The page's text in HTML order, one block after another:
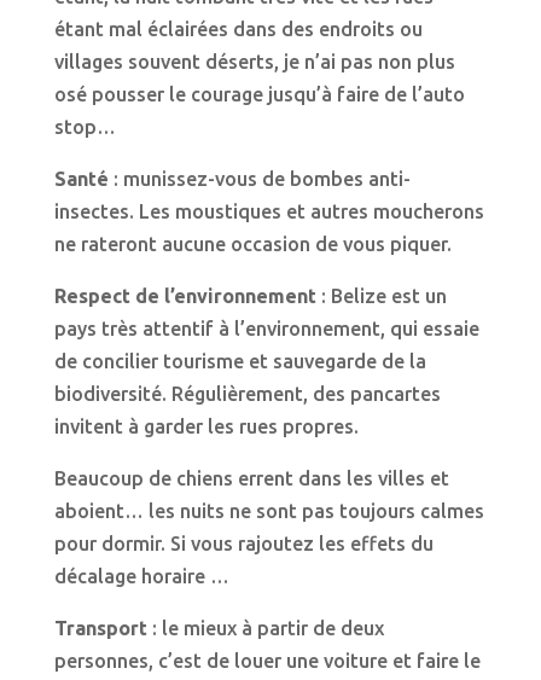
étant mal éclairées dans des endroits ou
villages souvent déserts, je n’ai pas non plus
osé pousser le courage jusqu’à faire de l’auto
stop…
Santé : munissez-vous de bombes anti-
insectes. Les moustiques et autres moucherons
ne rateront aucune occasion de vous piquer.
Respect de l’environnement: Belize est un
pays très attentif à l’environnement, qui essaie
de concilier tourisme et sauvegarde de la
biodiversité. Régulièrement, des pancartes
invitent à garder les rues propres.
Beaucoup de chiens errent dans les villes et
aboient… les nuits ne sont pas toujours calmes
pour dormir. Si vous rajoutez les effets du
décalage horaire …
Transport: le mieux à partir de deux
personnes, c’est de louer une voiture et faire le